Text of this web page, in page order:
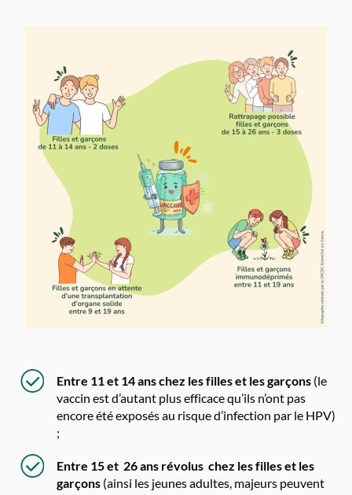
Entre 11 et 14 ans chez les filles et les garçons (le
vaccin est d’autant plus efficace qu’ils n’ont pas
encore été exposés au risque d’infection par le HPV)
;
Entre 15 et 26 ans révolus chez les filles et les
garçons (ainsi les jeunes adultes, majeurs peuvent